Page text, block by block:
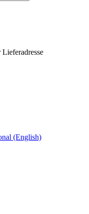
Lieferadresse
(English)